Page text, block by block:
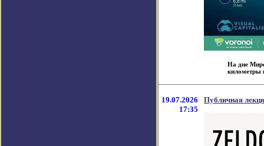
На дне
километры
19.07.2026
17:35
Публичная